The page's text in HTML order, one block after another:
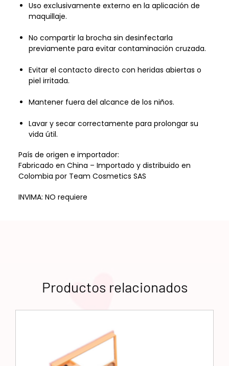
Uso exclusivamente externo en la aplicación de
maquillaje.
No compartir la brocha sin desinfectarla
previamente para evitar contaminación cruzada.
Evitar el contacto directo con heridas abiertas o
piel irritada.
Mantener fuera del alcance de los niños.
Lavar y secar correctamente para prolongar su
vida útil.
País de origen e importador:
Fabricado en China – Importado y distribuido en
Colombia por Team Cosmetics SAS
INVIMA: NO requiere
Productos relacionados